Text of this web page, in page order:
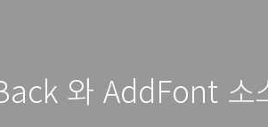
와 AddFont 소